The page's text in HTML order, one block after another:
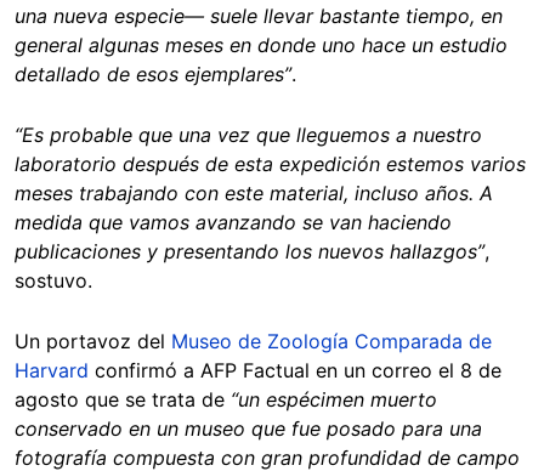
una nueva especie— suele llevar bastante tiempo, en
general algunas meses en donde uno hace un estudio
detallado de esos ejemplares”.
“Es probable que una vez que lleguemos a nuestro
laboratorio después de esta expedición estemos varios
meses trabajando con este material, incluso años. A
medida que vamos avanzando se van haciendo
publicaciones y presentando los nuevos hallazgos”,
sostuvo.
Un portavoz del Museo de Zoología Comparada de
Harvard confirmó a AFP Factual en un correo el 8 de
agosto que se trata de “un espécimen muerto
conservado en un museo que fue posado para una
fotografía compuesta con gran profundidad de campo